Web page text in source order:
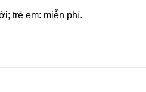
trẻ em: miễn phí.